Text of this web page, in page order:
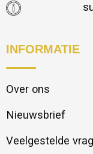
INFORMATIE
Over ons
Nieuwsbrief
Veelgestelde